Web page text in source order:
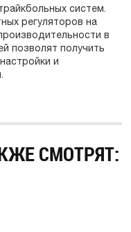
систем.
регуляторов на
в
позволят получить
и
СМОТРЯТ: